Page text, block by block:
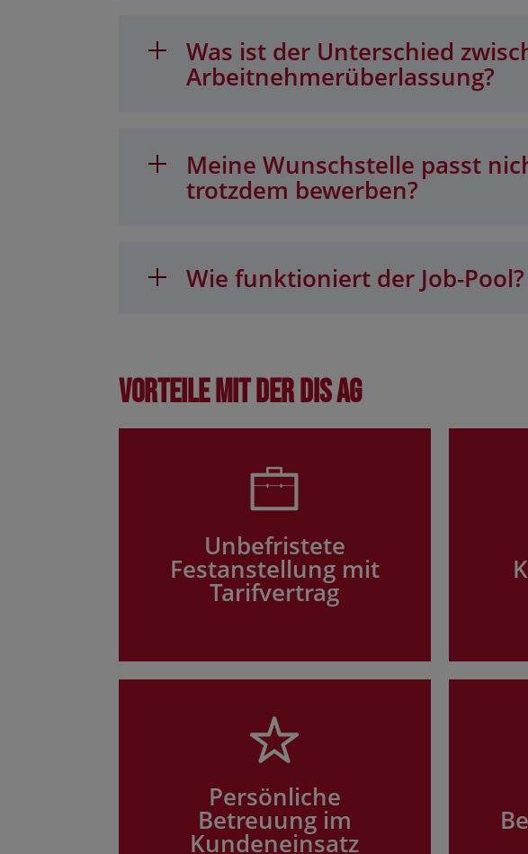
Was ist der Unterschied
Arbeitnehmerüberlassung?
Meine Wunschstelle passt
trotzdem bewerben?
Wie funktioniert der Job-Pool?
Vorteile mit der DIS AG
Unbefristete
Festanstellung mit
Tarifvertrag
Persönliche
Betreuung im
Kundeneinsatz